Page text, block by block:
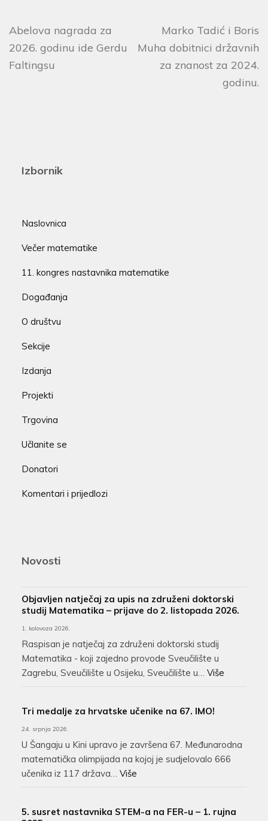
Abelova nagrada za
2026. godinu ide Gerdu
Faltingsu
Marko Tadić i Boris
Muha dobitnici državnih
za znanost za 2024.
godinu.
Izbornik
Naslovnica
Večer matematike
11. kongres nastavnika matematike
Događanja
O društvu
Sekcije
Izdanja
Projekti
Trgovina
Učlanite se
Donatori
Komentari i prijedlozi
Novosti
Objavljen natječaj za upis na združeni doktorski
studij Matematika – prijave do 2. listopada 2026.
1. kolovoza 2026.
Raspisan je natječaj za združeni doktorski studij
Matematika - koji zajedno provode Sveučilište u
Zagrebu, Sveučilište u Osijeku, Sveučilište u… Više
Tri medalje za hrvatske učenike na 67. IMO!
24. srpnja 2026.
U Šangaju u Kini upravo je završena 67. Međunarodna
matematička olimpijada na kojoj je sudjelovalo 666
učenika iz 117 država… Više
5. susret nastavnika STEM-a na FER-u – 1. rujna